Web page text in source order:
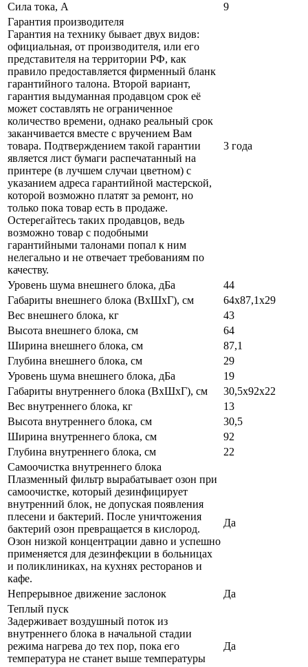
Сила тока, А
9
Гарантия производителя
Гарантия на технику бывает двух видов:
официальная, от производителя, или его
представителя на территории РФ, как
правило предоставляется фирменный бланк
гарантийного талона. Второй вариант,
гарантия выдуманная продавцом срок её
может составлять не ограниченное
количество времени, однако реальный срок
заканчивается вместе с вручением Вам
товара. Подтверждением такой гарантии
является лист бумаги распечатанный на
принтере (в лучшем случаи цветном) с
указанием адреса гарантийной мастерской,
которой возможно платят за ремонт, но
только пока товар есть в продаже.
Остерегайтесь таких продавцов, ведь
возможно товар с подобными
гарантийными талонами попал к ним
нелегально и не отвечает требованиям по
качеству.
3 года
Уровень шума внешнего блока, дБа
44
Габариты внешнего блока (ВхШхГ), см
64х87,1х29
Вес внешнего блока, кг
43
Высота внешнего блока, см
64
Ширина внешнего блока, см
87,1
Глубина внешнего блока, см
29
Уровень шума внешнего блока, дБа
19
Габариты внутреннего блока (ВхШхГ), см
30,5x92x22
Вес внутреннего блока, кг
13
Высота внутреннего блока, см
30,5
Ширина внутреннего блока, см
92
Глубина внутреннего блока, см
22
Самоочистка внутреннего блока
Плазменный фильтр вырабатывает озон при
самоочистке, который дезинфицирует
внутренний блок, не допуская появления
плесени и бактерий. После уничтожения
бактерий озон превращается в кислород.
Озон низкой концентрации давно и успешно
применяется для дезинфекции в больницах
и поликлиниках, на кухнях ресторанов и
кафе.
Да
Непрерывное движение заслонок
Да
Теплый пуск
Задерживает воздушный поток из
внутреннего блока в начальной стадии
режима нагрева до тех пор, пока его
температура не станет выше температуры
Да